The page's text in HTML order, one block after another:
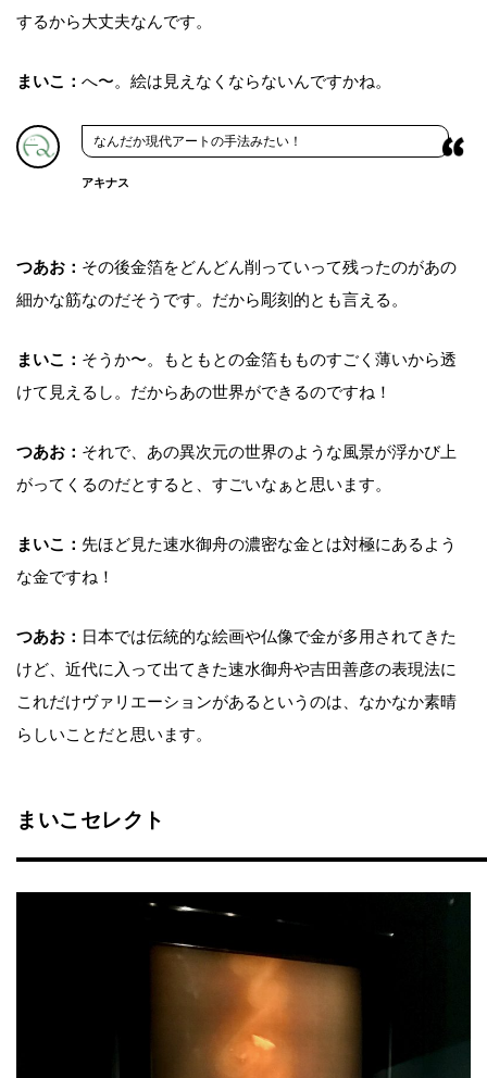
するから大丈夫なんです。
まいこ： へ〜。絵は見えなくならないんですかね。
なんだか現代アートの手法みたい！
アキナス
つあお： その後金箔をどんどん削っていって残ったのがあの
細かな筋なのだそうです。だから彫刻的とも言える。
まいこ： そうか〜。もともとの金箔もものすごく薄いから透
けて見えるし。だからあの世界ができるのですね！
つあお： それで、あの異次元の世界のような風景が浮かび上
がってくるのだとすると、すごいなぁと思います。
まいこ： 先ほど見た速水御舟の濃密な金とは対極にあるよう
な金ですね！
つあお： 日本では伝統的な絵画や仏像で金が多用されてきた
けど、近代に入って出てきた速水御舟や吉田善彦の表現法に
これだけヴァリエーションがあるというのは、なかなか素晴
らしいことだと思います。
まいこセレクト